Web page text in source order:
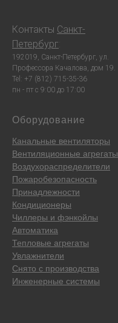
Контакты Санкт-
Петербург
192019, Санкт-Петербург, ул.
Профессора Качалова, дом 19.
Tel: +7 (812) 715-35-36
пн - пт с 9:00 до 17:00
Оборудование
Канальные вентиляторы
Вентиляционные агрегаты
Воздухораспределители
Пожаробезопасность
Принадлежности
Кондиционеры
Чиллеры и фэнкойлы
Автоматика
Тепловые агрегаты
Увлажнители
Снято с производства
Инженерные системы